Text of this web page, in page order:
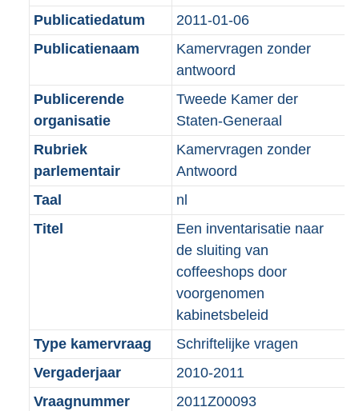
b
Publicatiedatum
2011-01-06
Publicatienaam
Kamervragen zonder
antwoord
Publicerende
organisatie
Tweede Kamer der
Staten-Generaal
Rubriek
parlementair
Kamervragen zonder
Antwoord
Taal
nl
Titel
Een inventarisatie naar
de sluiting van
coffeeshops door
voorgenomen
kabinetsbeleid
Type kamervraag
Schriftelijke vragen
Vergaderjaar
2010-2011
Vraagnummer
2011Z00093